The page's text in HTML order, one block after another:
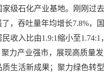
级石化产业基地。刚刚过
，吞吐量年均增长7.8%，
收入比由1.9:1缩小至1.74:1
力产业强市，展现高质量
生活新成果；聚力绿色转